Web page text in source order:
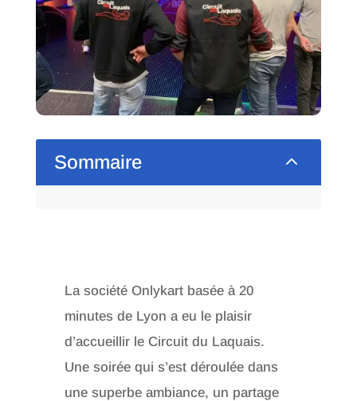
Sommaire 2
La société Onlykart basée à 20
minutes de Lyon a eu le plaisir
d’accueillir le Circuit du Laquais.
Une soirée qui s’est déroulée dans
une superbe ambiance, un partage